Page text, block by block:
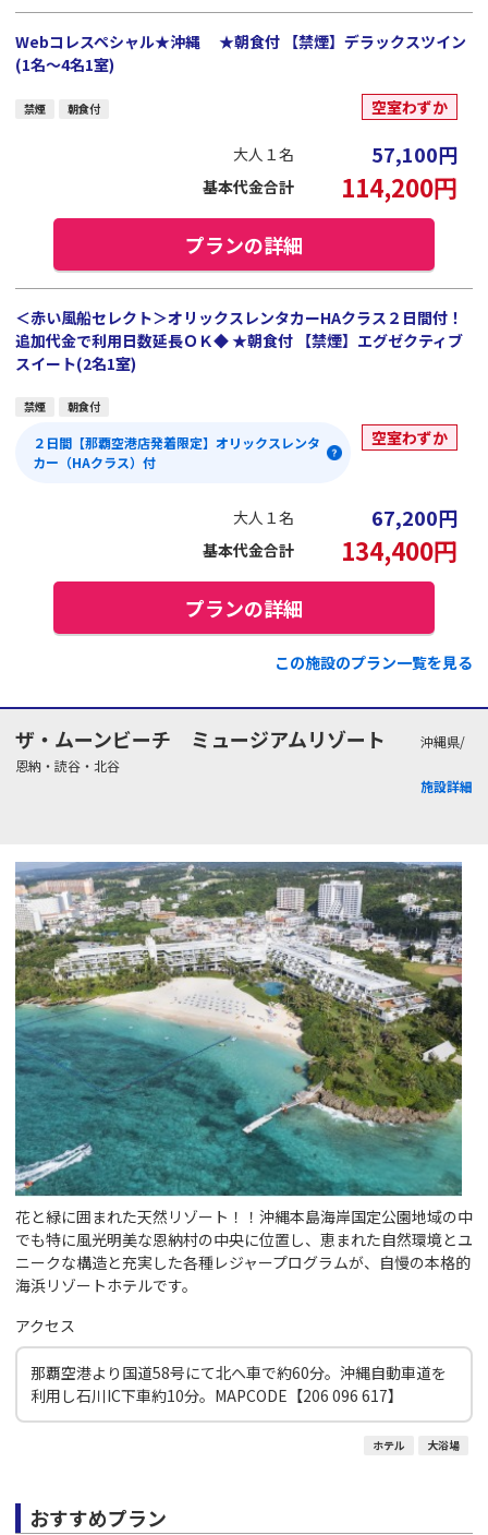
Webコレスペシャル★沖縄 ★朝食付 【禁煙】デラックスツイン
(1名～4名1室)
禁煙 朝食付 空室わずか
大人１名 57,100円
基本代金合計 114,200円
プランの詳細
＜赤い風船セレクト＞オリックスレンタカーHAクラス２日間付！
追加代金で利用日数延長ＯＫ◆ ★朝食付 【禁煙】エグゼクティブ
スイート(2名1室)
禁煙 朝食付
２日間【那覇空港店発着限定】オリックスレンタ
カー（HAクラス）付
空室わずか
大人１名 67,200円
基本代金合計 134,400円
プランの詳細
この施設のプラン一覧を見る
ザ・ムーンビーチ ミュージアムリゾート
沖縄県/
恩納・読谷・北谷
施設詳細
花と緑に囲まれた天然リゾート！！沖縄本島海岸国定公園地域の中
でも特に風光明美な恩納村の中央に位置し、恵まれた自然環境とユ
ニークな構造と充実した各種レジャープログラムが、自慢の本格的
海浜リゾートホテルです。
アクセス
那覇空港より国道58号にて北へ車で約60分。沖縄自動車道を
利用し石川IC下車約10分。MAPCODE【206 096 617】
ホテル 大浴場
おすすめプラン